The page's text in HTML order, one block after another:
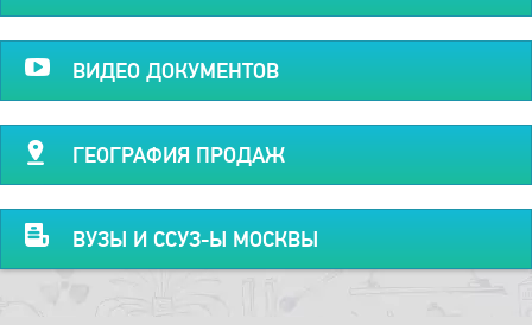
ВИДЕО ДОКУМЕНТОВ
ГЕОГРАФИЯ ПРОДАЖ
ВУЗЫ И ССУЗ-Ы МОСКВЫ